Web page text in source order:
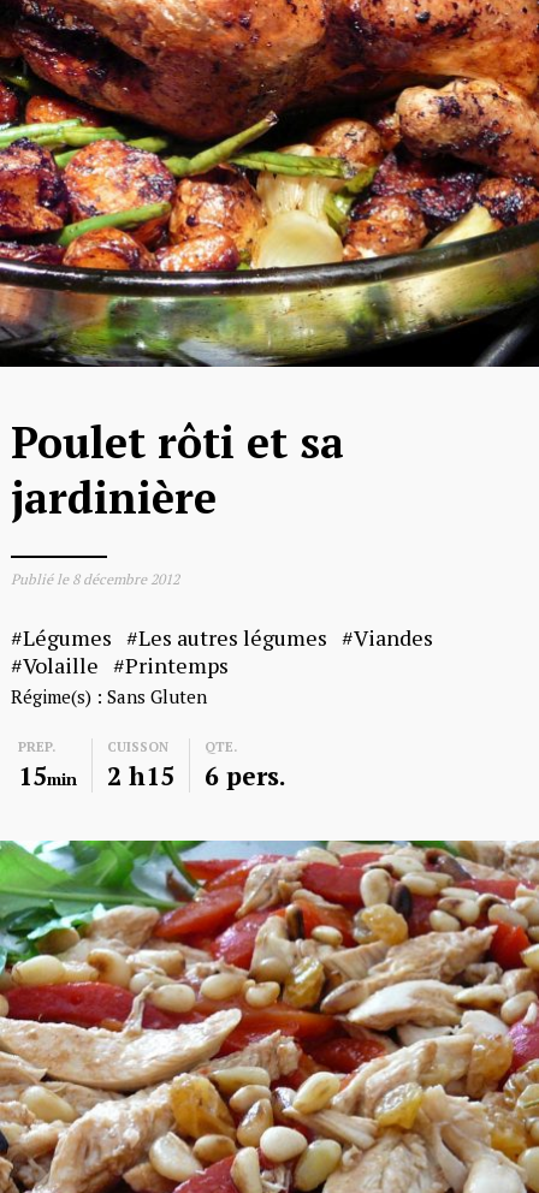
Poulet rôti et sa
jardinière
Publié le 8 décembre 2012
Légumes Les autres légumes
Viandes
Volaille
Printemps
Régime(s) : Sans Gluten
PREP.
15min
CUISSON
2 h15
QTE.
6 pers.